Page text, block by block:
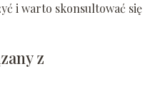
i warto skonsultować się
z